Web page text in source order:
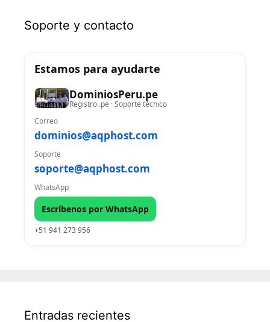
Soporte y contacto
Estamos para ayudarte
DominiosPeru.pe
Registro .pe · Soporte técnico
Correo
dominios@aqphost.com
Soporte
soporte@aqphost.com
WhatsApp
Escríbenos por WhatsApp
+51 941 273 956
Entradas recientes